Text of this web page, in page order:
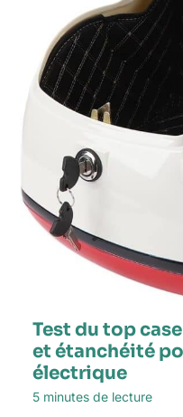
Test du top
et étanchéité
électrique
5 minutes de lecture